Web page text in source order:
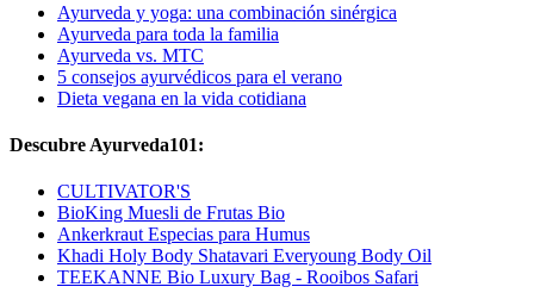
Ayurveda y yoga: una combinación sinérgica
Ayurveda para toda la familia
Ayurveda vs. MTC
5 consejos ayurvédicos para el verano
Dieta vegana en la vida cotidiana
Descubre Ayurveda101:
CULTIVATOR'S
BioKing Muesli de Frutas Bio
Ankerkraut Especias para Humus
Khadi Holy Body Shatavari Everyoung Body Oil
TEEKANNE Bio Luxury Bag - Rooibos Safari